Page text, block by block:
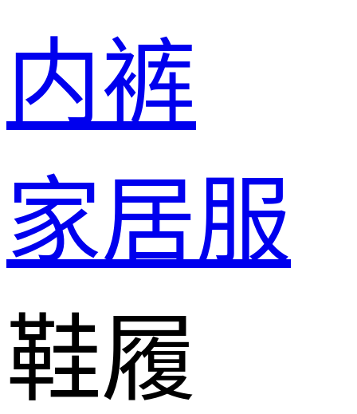
内裤
家居服
鞋履